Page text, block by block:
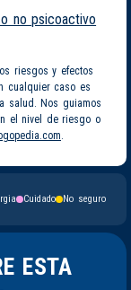
no psicoactivo
riesgos y efectos
cualquier caso es
salud. Nos guiamos
el nivel de riesgo o
.
Cuidado
No seguro
ESTA